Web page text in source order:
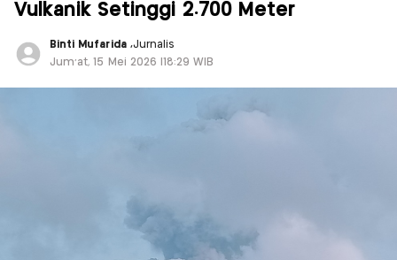
Vulkanik Setinggi 2.700 Meter
Binti Mufarida ,Jurnalis
Jum'at, 15 Mei 2026 |18:29 WIB